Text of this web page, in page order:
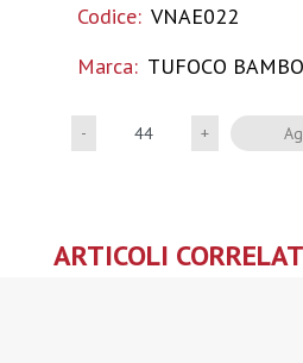
Codice: VNAE022
Marca: TUFOCO
Quantità
ARTICOLI